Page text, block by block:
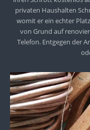
privaten Haushalten
womit er ein echter
von Grund auf
Telefon. Entgegen der